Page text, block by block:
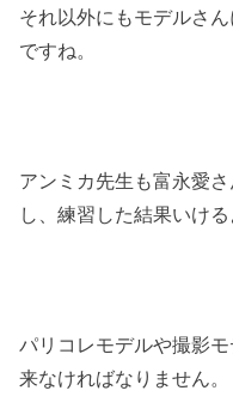
それ以外にもモデルさ
ですね。
アンミカ先生も富永愛
し、練習した結果いけ
パリコレモデルや撮影
来なければなりません。